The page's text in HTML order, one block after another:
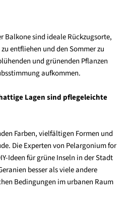
Balkone sind ideale Rückzugsorte,
entfliehen und den Sommer zu
und grünenden Pflanzen
aufkommen.
Lagen sind pflegeleichte
Farben, vielfältigen Formen und
Die Experten von Pelargonium for
Ideen für grüne Inseln in der Stadt
besser als viele andere
Bedingungen im urbanen Raum